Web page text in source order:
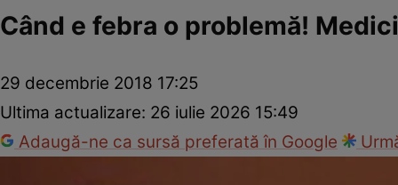
Când e febra o problemă!
29 decembrie 2018 17:25
Ultima actualizare: 26 iulie 2026 15:49
Adaugă-ne ca sursă preferată în Google